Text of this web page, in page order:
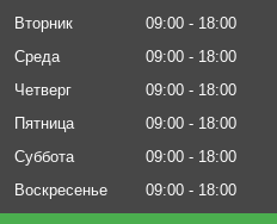
Вторник
09:00
18:00
Среда
09:00
18:00
Четверг
09:00
18:00
Пятница
09:00
18:00
Суббота
09:00
18:00
Воскресенье
09:00 18:00